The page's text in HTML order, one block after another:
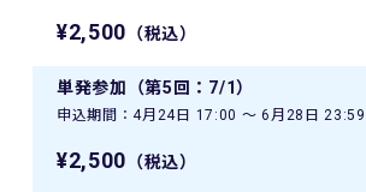
¥2,500 （税込）
単発参加（第5回：7/1）
申込期間：4月24日 17:00 〜 6月28日 23:59
¥2,500 （税込）